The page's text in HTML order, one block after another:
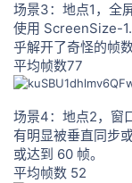
场景3：地点1，全
使用 ScreenSize-
乎解开了奇怪的帧数
平均帧数77
场景4：地点2，窗
有明显被垂直同步
或达到 60 帧。
平均帧数 52